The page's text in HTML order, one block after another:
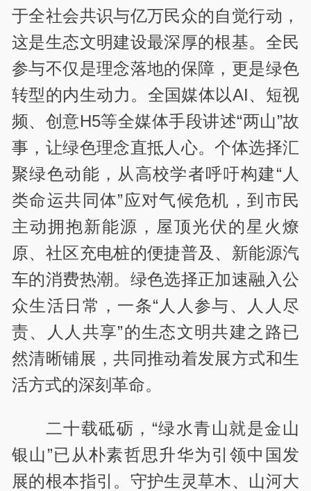
于全社会共识与亿万民众的自觉行动，
这是生态文明建设最深厚的根基。全民
参与不仅是理念落地的保障，更是绿色
转型的内生动力。全国媒体以AI、短视
频、创意H5等全媒体手段讲述“两山”故
事，让绿色理念直抵人心。个体选择汇
聚绿色动能，从高校学者呼吁构建“人
类命运共同体”应对气候危机，到市民
主动拥抱新能源，屋顶光伏的星火燎
原、社区充电桩的便捷普及、新能源汽
车的消费热潮。绿色选择正加速融入公
众生活日常，一条“人人参与、人人尽
责、人人共享”的生态文明共建之路已
然清晰铺展，共同推动着发展方式和生
活方式的深刻革命。
二十载砥砺，“绿水青山就是金山
银山”已从朴素哲思升华为引领中国发
展的根本指引。守护生灵草木、山河大